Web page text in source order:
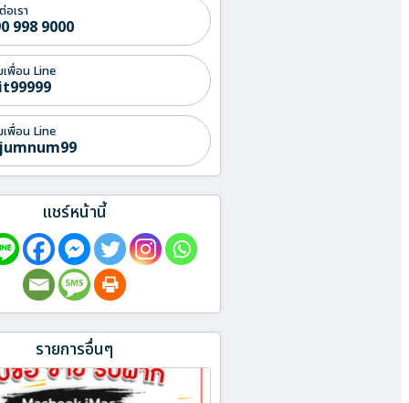
อเรา
998 9000
เพื่อน Line
เพื่อน Line
แชร์หน้านี้
รายการอื่นๆ